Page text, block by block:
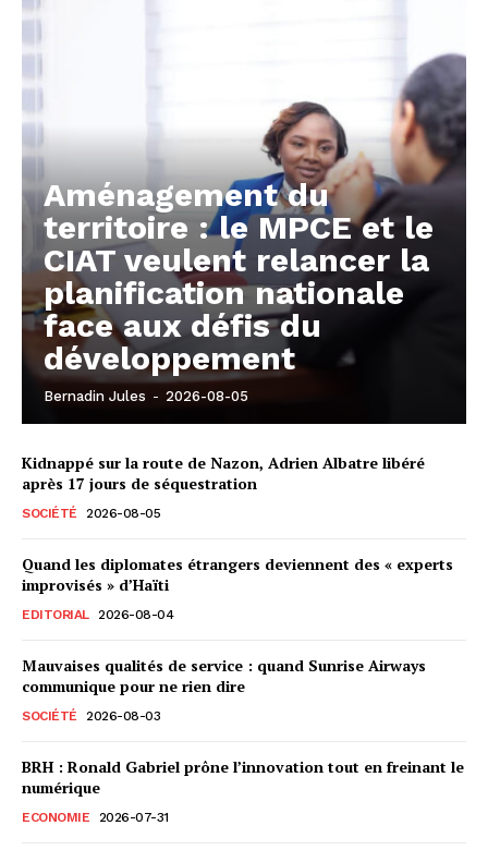
Aménagement du
territoire : le MPCE et le
CIAT veulent relancer la
planification nationale
face aux défis du
développement
Bernadin Jules - 2026-08-05
Kidnappé sur la route de Nazon, Adrien Albatre libéré
après 17 jours de séquestration
SOCIÉTÉ 2026-08-05
Quand les diplomates étrangers deviennent des « experts
improvisés » d’Haïti
EDITORIAL 2026-08-04
Mauvaises qualités de service : quand Sunrise Airways
communique pour ne rien dire
SOCIÉTÉ 2026-08-03
BRH : Ronald Gabriel prône l’innovation tout en freinant le
numérique
ECONOMIE 2026-07-31